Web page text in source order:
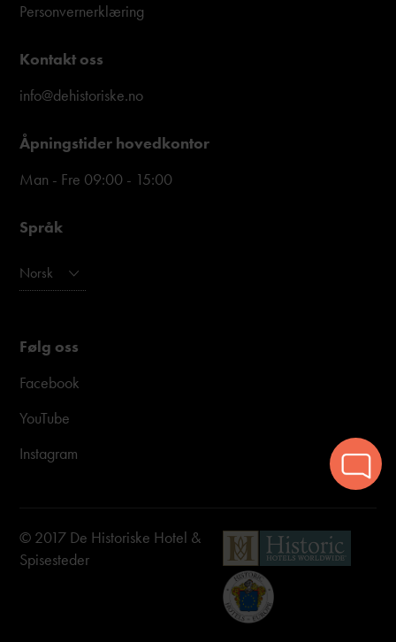
Personvernerklæring
Kontakt oss
info@dehistoriske.no
Åpningstider hovedkontor
Man - Fre 09:00 - 15:00
Språk
Norsk
Følg oss
Facebook
YouTube
Instagram
© 2017 De Historiske Hotel &
Spisesteder